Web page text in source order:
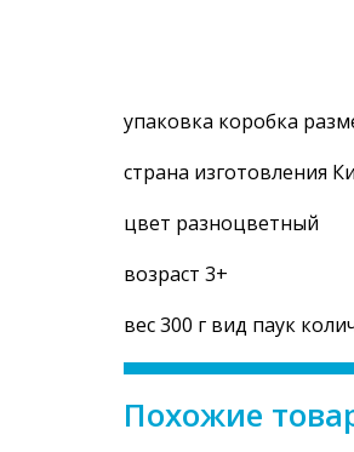
упаковка коробка
страна изготовления
цвет разноцветный
возраст 3+
вес 300 г вид паук
Похожие